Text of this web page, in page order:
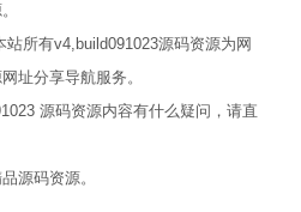
所有v4,build091023源码资源为网
址分享导航服务。
源码资源内容有什么疑问，请直
源码资源。